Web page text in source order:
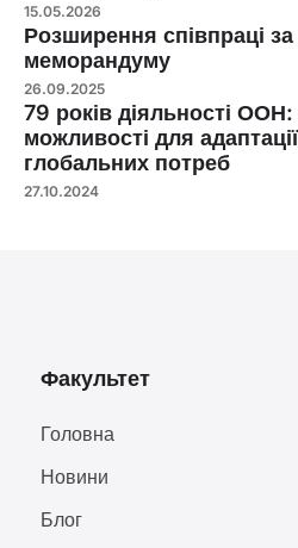
15.05.2026
Розширення співпраці
меморандуму
26.09.2025
79 років діяльності
можливості для
глобальних потреб
27.10.2024
Факультет
Головна
Новини
Блог